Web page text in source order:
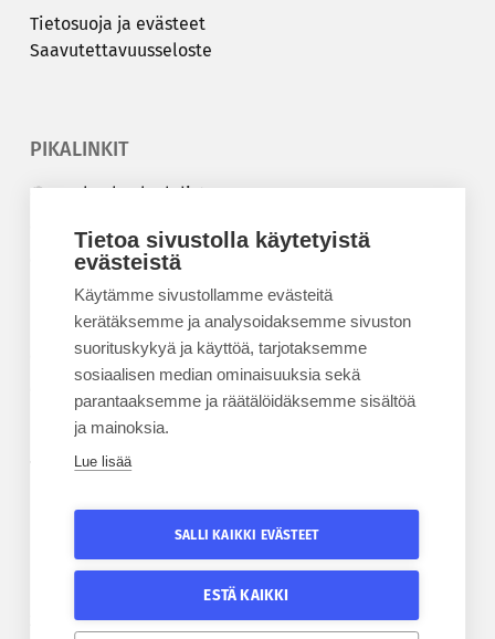
Tietoa sivustolla käytetyistä
evästeistä
Käytämme sivustollamme evästeitä
kerätäksemme ja analysoidaksemme sivuston
suorituskykyä ja käyttöä, tarjotaksemme
sosiaalisen median ominaisuuksia sekä
parantaaksemme ja räätälöidäksemme sisältöä
ja mainoksia.
Lue lisää
SALLI KAIKKI EVÄSTEET
ESTÄ KAIKKI
Tie­to­suo­ja ja eväs­teet
Saa­vu­tet­ta­vuus­se­los­te
PIKALINKIT
Korkeakouluyhdistys
Kesäyliopisto
Epanet
BLOGIT
Kesäyliopiston blogi
TILAA UUTISKIRJE
Tilaa kesäyliopiston uutiskirje
Tilaa Epanetin uutiskirje
SEURAA KESÄYLIOPISTOA SEURAA EPANETIA